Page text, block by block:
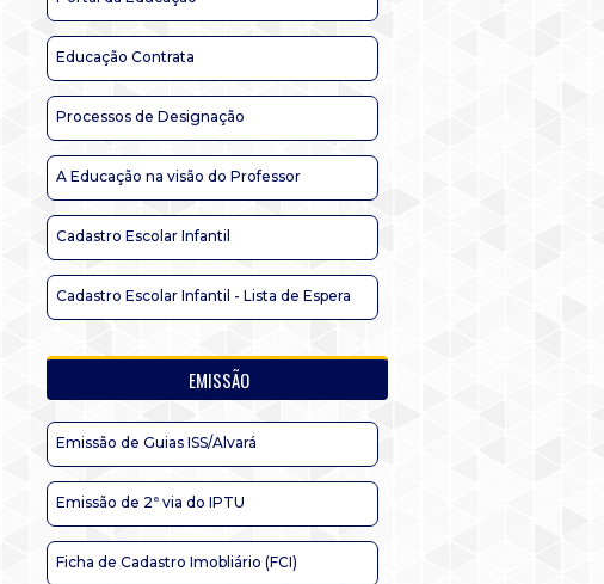
Educação Contrata
Processos de Designação
A Educação na visão do Professor
Cadastro Escolar Infantil
Cadastro Escolar Infantil - Lista de Espera
EMISSÃO
Emissão de Guias ISS/Alvará
Emissão de 2ª via do IPTU
Ficha de Cadastro Imobliário (FCI)